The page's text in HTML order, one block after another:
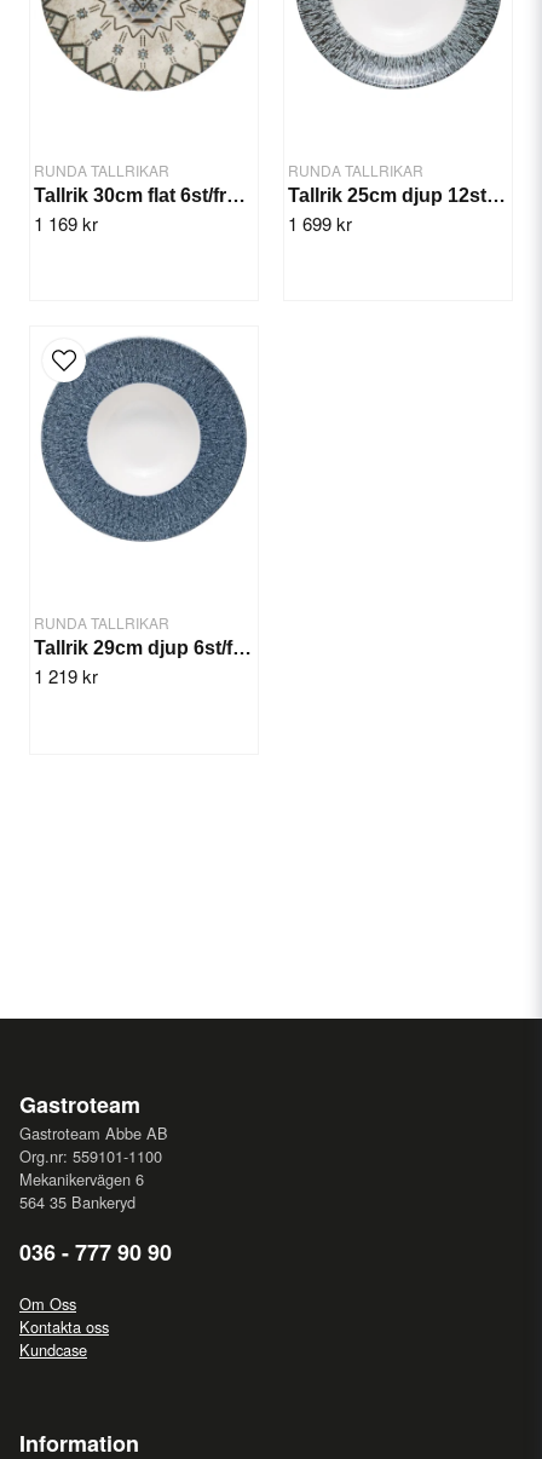
RUNDA TALLRIKAR
Tallrik 30cm flat 6st/frp. Heritage
1 169 kr
RUNDA TALLRIKAR
Tallrik 25cm djup 12st/frp. Stellar Miro
1 699 kr
RUNDA TALLRIKAR
Tallrik 29cm djup 6st/frp. Streak Miro
1 219 kr
Send question
Gastroteam
Gastroteam Abbe AB
Org.nr: 559101-1100
Mekanikervägen 6
564 35 Bankeryd
036 - 777 90 90
Om Oss
Kontakta oss
Kundcase
Information